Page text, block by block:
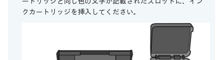
クカートリッジを挿入してください。